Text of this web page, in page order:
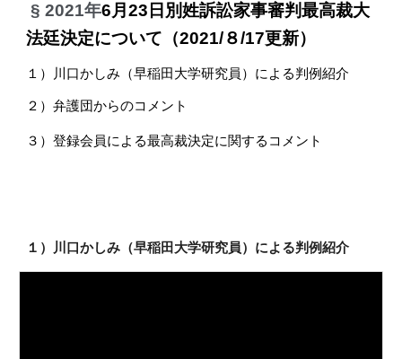
§ 2021年6月23日別姓訴訟家事審判最高裁大
法廷決定について（2021/８/17更新）
１ ）川口かしみ（早稲田大学研究員）による判例紹介
２）弁護団からのコメント
３）登録会員による最高裁決定に関するコメント
１）川口かしみ（早稲田大学研究員）による判例紹介